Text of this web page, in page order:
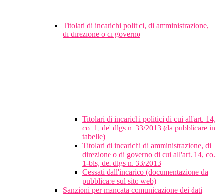
Titolari di incarichi politici, di amministrazione,
di direzione o di governo
Titolari di incarichi politici di cui all'art. 14,
co. 1, del dlgs n. 33/2013 (da pubblicare in
tabelle)
Titolari di incarichi di amministrazione, di
direzione o di governo di cui all'art. 14, co.
1-bis, del dlgs n. 33/2013
Cessati dall'incarico (documentazione da
pubblicare sul sito web)
Sanzioni per mancata comunicazione dei dati